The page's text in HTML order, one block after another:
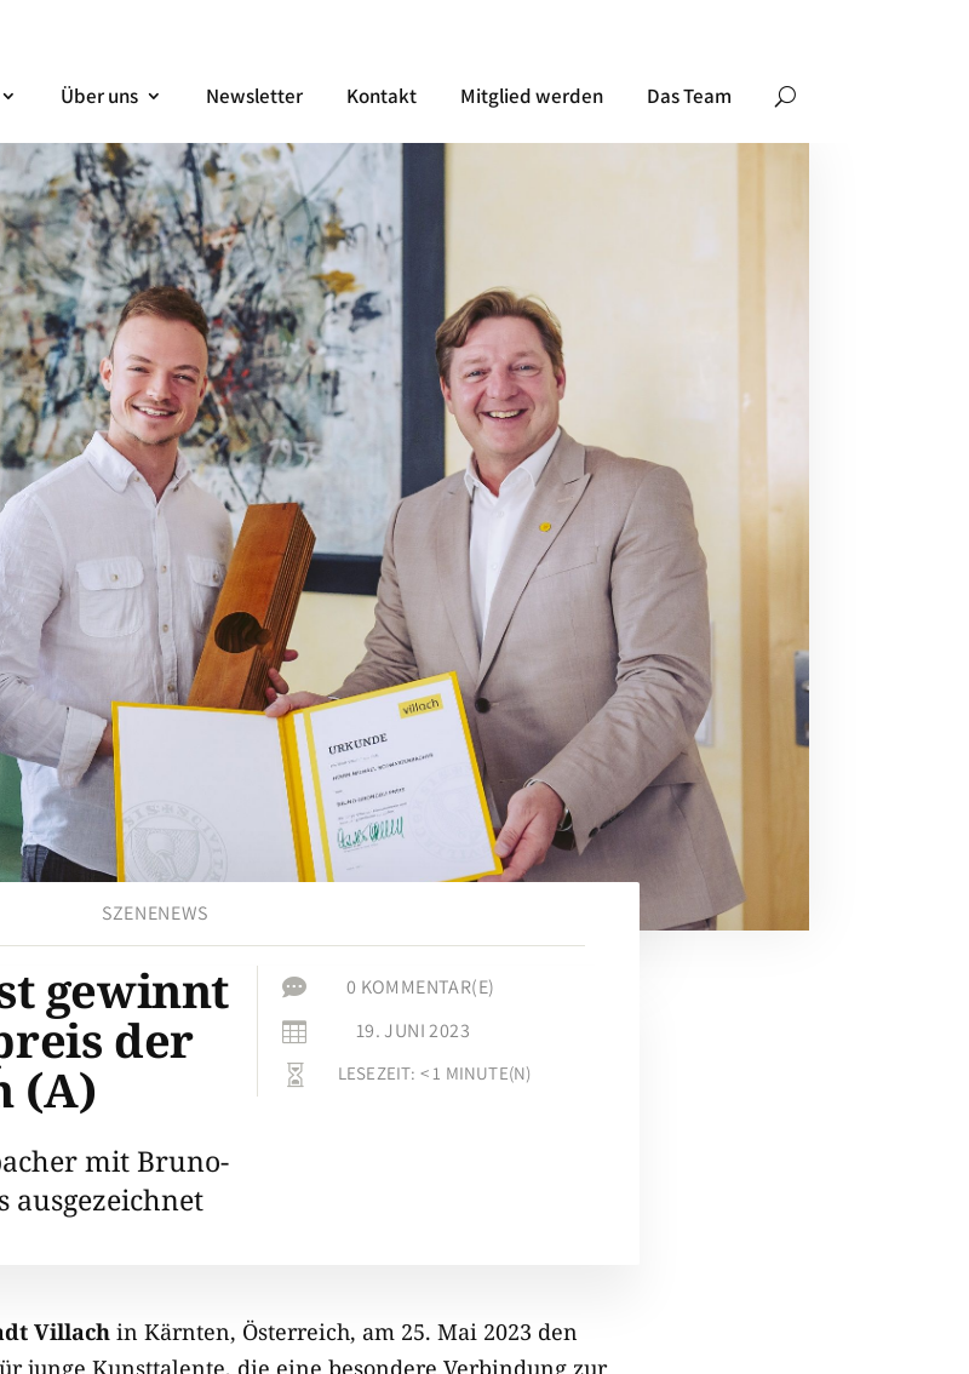
Über uns Newsletter Kontakt Mitglied werden Das Team
SZENENEWS
gewinnt
der
(A)
mit Bruno-
ausgezeichnet
 0 KOMMENTAR(E)
 19. JUNI 2023
 LESEZEIT: < 1 MINUTE(N)
Villach in Kärnten, Österreich, am 25. Mai 2023 den
junge Kunsttalente, die eine besondere Verbindung zur